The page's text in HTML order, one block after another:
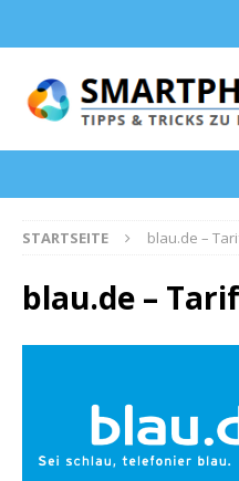
STARTSEITE blau.de –
blau.de –